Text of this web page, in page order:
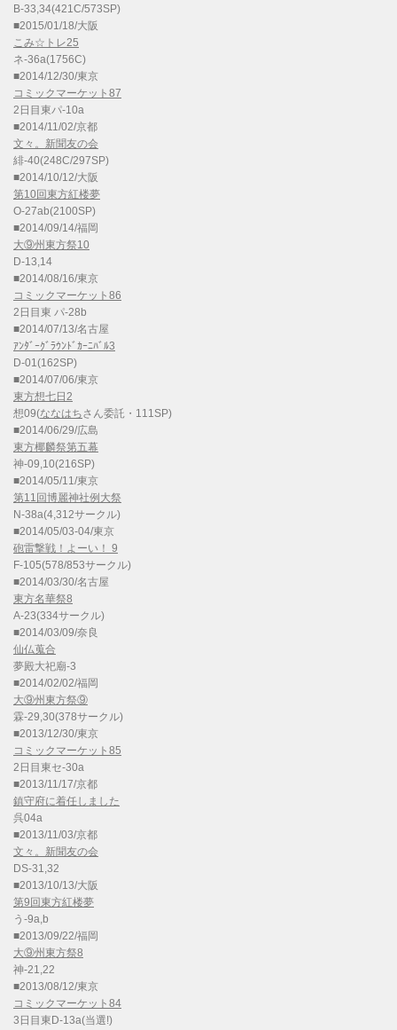
B-33,34(421C/573SP)
■2015/01/18/大阪
こみ☆トレ25
ネ-36a(1756C)
■2014/12/30/東京
コミックマーケット87
2日目東パ-10a
■2014/11/02/京都
文々。新聞友の会
緋-40(248C/297SP)
■2014/10/12/大阪
第10回東方紅楼夢
O-27ab(2100SP)
■2014/09/14/福岡
大⑨州東方祭10
D-13,14
■2014/08/16/東京
コミックマーケット86
2日目東 パ-28b
■2014/07/13/名古屋
ｱﾝﾀﾞｰｸﾞﾗｳﾝﾄﾞｶｰﾆﾊﾞﾙ3
D-01(162SP)
■2014/07/06/東京
東方想七日2
想09(ななはちさん委託・111SP)
■2014/06/29/広島
東方椰麟祭第五幕
神-09,10(216SP)
■2014/05/11/東京
第11回博麗神社例大祭
N-38a(4,312サークル)
■2014/05/03-04/東京
砲雷撃戦！よーい！ 9
F-105(578/853サークル)
■2014/03/30/名古屋
東方名華祭8
A-23(334サークル)
■2014/03/09/奈良
仙仏蒐合
夢殿大祀廟-3
■2014/02/02/福岡
大⑨州東方祭⑨
霖-29,30(378サークル)
■2013/12/30/東京
コミックマーケット85
2日目東セ-30a
■2013/11/17/京都
鎮守府に着任しました
呉04a
■2013/11/03/京都
文々。新聞友の会
DS-31,32
■2013/10/13/大阪
第9回東方紅楼夢
う-9a,b
■2013/09/22/福岡
大⑨州東方祭8
神-21,22
■2013/08/12/東京
コミックマーケット84
3日目東D-13a(当選!)